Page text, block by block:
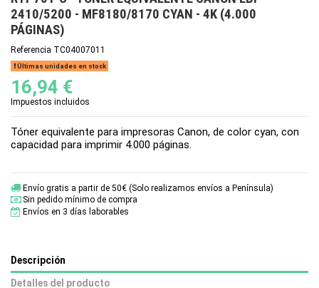
2410/5200 - MF8180/8170 CYAN - 4K (4.000
PÁGINAS)
Referencia TC04007011
Últimas unidades en stock
16,94 €
Impuestos incluidos
Tóner equivalente para impresoras Canon, de color cyan, con
capacidad para imprimir 4.000 páginas.
Envío gratis a partir de 50€ (Solo realizamos envíos a Península)
Sin pedido mínimo de compra
Envíos en 3 días laborables
Descripción
Detalles del producto